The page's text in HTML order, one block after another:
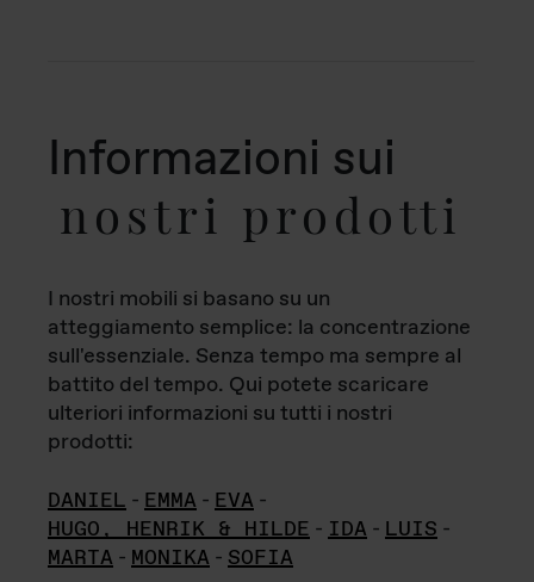
Informazioni sui
nostri prodotti
I nostri mobili si basano su un
atteggiamento semplice: la concentrazione
sull'essenziale. Senza tempo ma sempre al
battito del tempo. Qui potete scaricare
ulteriori informazioni su tutti i nostri
prodotti:
DANIEL - EMMA - EVA -
HUGO, HENRIK & HILDE - IDA - LUIS -
MARTA - MONIKA - SOFIA